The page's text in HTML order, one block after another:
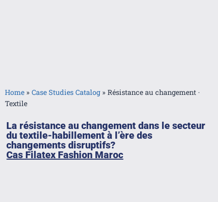
Home » Case Studies Catalog » Résistance au changement ·
Textile
La résistance au changement dans le secteur
du textile-habillement à l’ère des
changements disruptifs?
Cas Filatex Fashion Maroc